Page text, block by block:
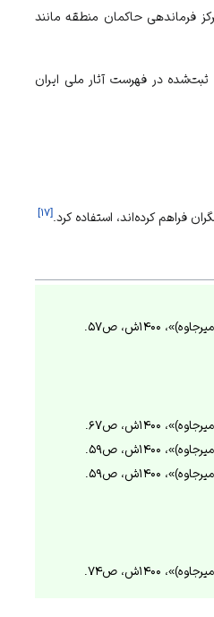
سنگ و گِل بنا شده است. قدمت این اثر، ۲۵۰ سال است و مرکز فرماندهی حاکمان منطقه مانند
ایران
فراهم کرده‌اند، استفاده کرد. [۱۷]
ص۵۷.
ص۶۷.
ص۵۹.
ص۵۹.
ص۷۴.